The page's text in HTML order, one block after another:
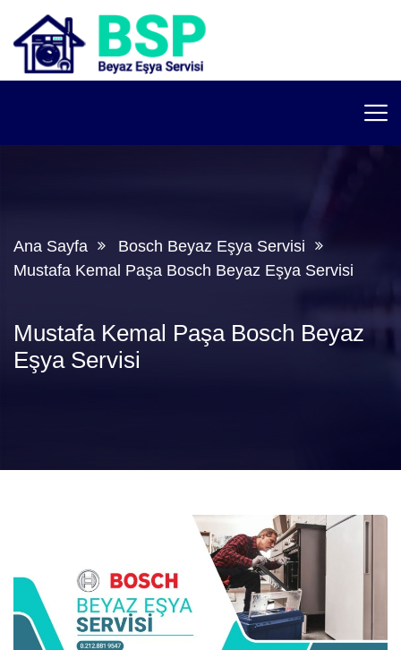
Ana Sayfa
Bosch Beyaz Eşya Servisi
Mustafa Kemal Paşa Bosch Beyaz Eşya Servisi
Mustafa Kemal Paşa Bosch Beyaz
Eşya Servisi